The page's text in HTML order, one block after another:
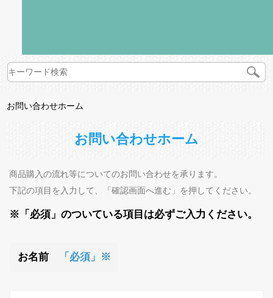
お問い合わせホーム
お問い合わせホーム
商品購入の流れ等についてのお問い合わせを承ります。
下記の項目を入力して、「確認画面へ進む」を押してください。
※「必須」のついている項目は必ずご入力ください。
お名前 「必須」※